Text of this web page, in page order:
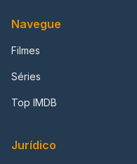
Navegue
Filmes
Séries
Top IMDB
Jurídico